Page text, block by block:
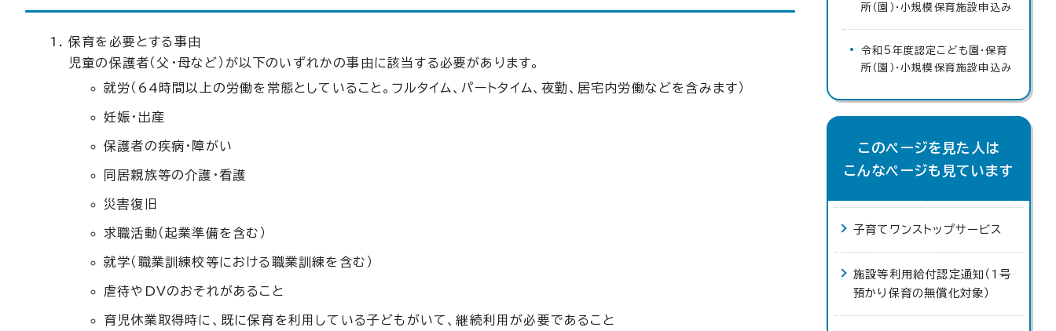
保育を必要とする事由
児童の保護者（父・母など）が以下のいずれかの事由に該当する必要があります。
就労（64時間以上の労働を常態としていること。フルタイム、パートタイム、夜勤、居宅内労働などを含みます）
妊娠・出産
保護者の疾病・障がい
同居親族等の介護・看護
災害復旧
求職活動（起業準備を含む）
就学（職業訓練校等における職業訓練を含む）
虐待やDVのおそれがあること
育児休業取得時に、既に保育を利用している子どもがいて、継続利用が必要であること
所（園）・小規模保育施設申込み
令和5年度認定こども園・保育
所（園）・小規模保育施設申込み
このページを見た人は
こんなページも見ています
子育てワンストップサービス
施設等利用給付認定通知（1号
預かり保育の無償化対象）